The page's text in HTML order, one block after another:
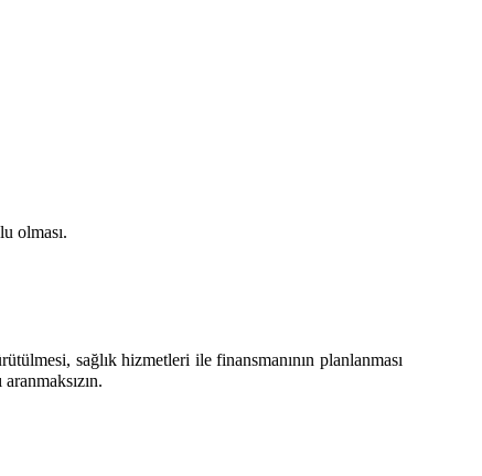
olması.
sağlık hizmetleri ile finansmanının planlanması